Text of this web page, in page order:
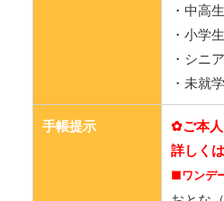
・中高
・小学
・シニ
・未就
手帳提示
✿ご本人
詳しくは
■ワンデ